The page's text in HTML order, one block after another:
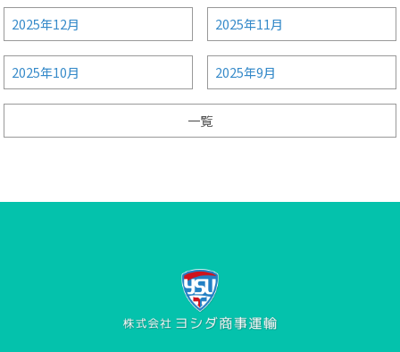
2025年12月 2025年11月
2025年10月 2025年9月
一覧